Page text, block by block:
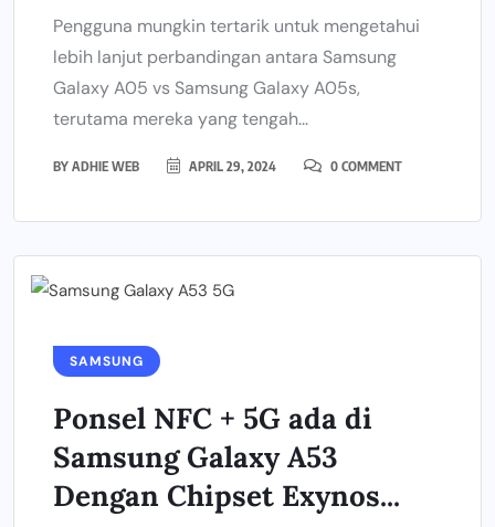
Pengguna mungkin tertarik untuk mengetahui
lebih lanjut perbandingan antara Samsung
Galaxy A05 vs Samsung Galaxy A05s,
terutama mereka yang tengah...
BY ADHIE WEB APRIL 29, 2024 0 COMMENT
SAMSUNG
Ponsel NFC + 5G ada di
Samsung Galaxy A53
Dengan Chipset Exynos...